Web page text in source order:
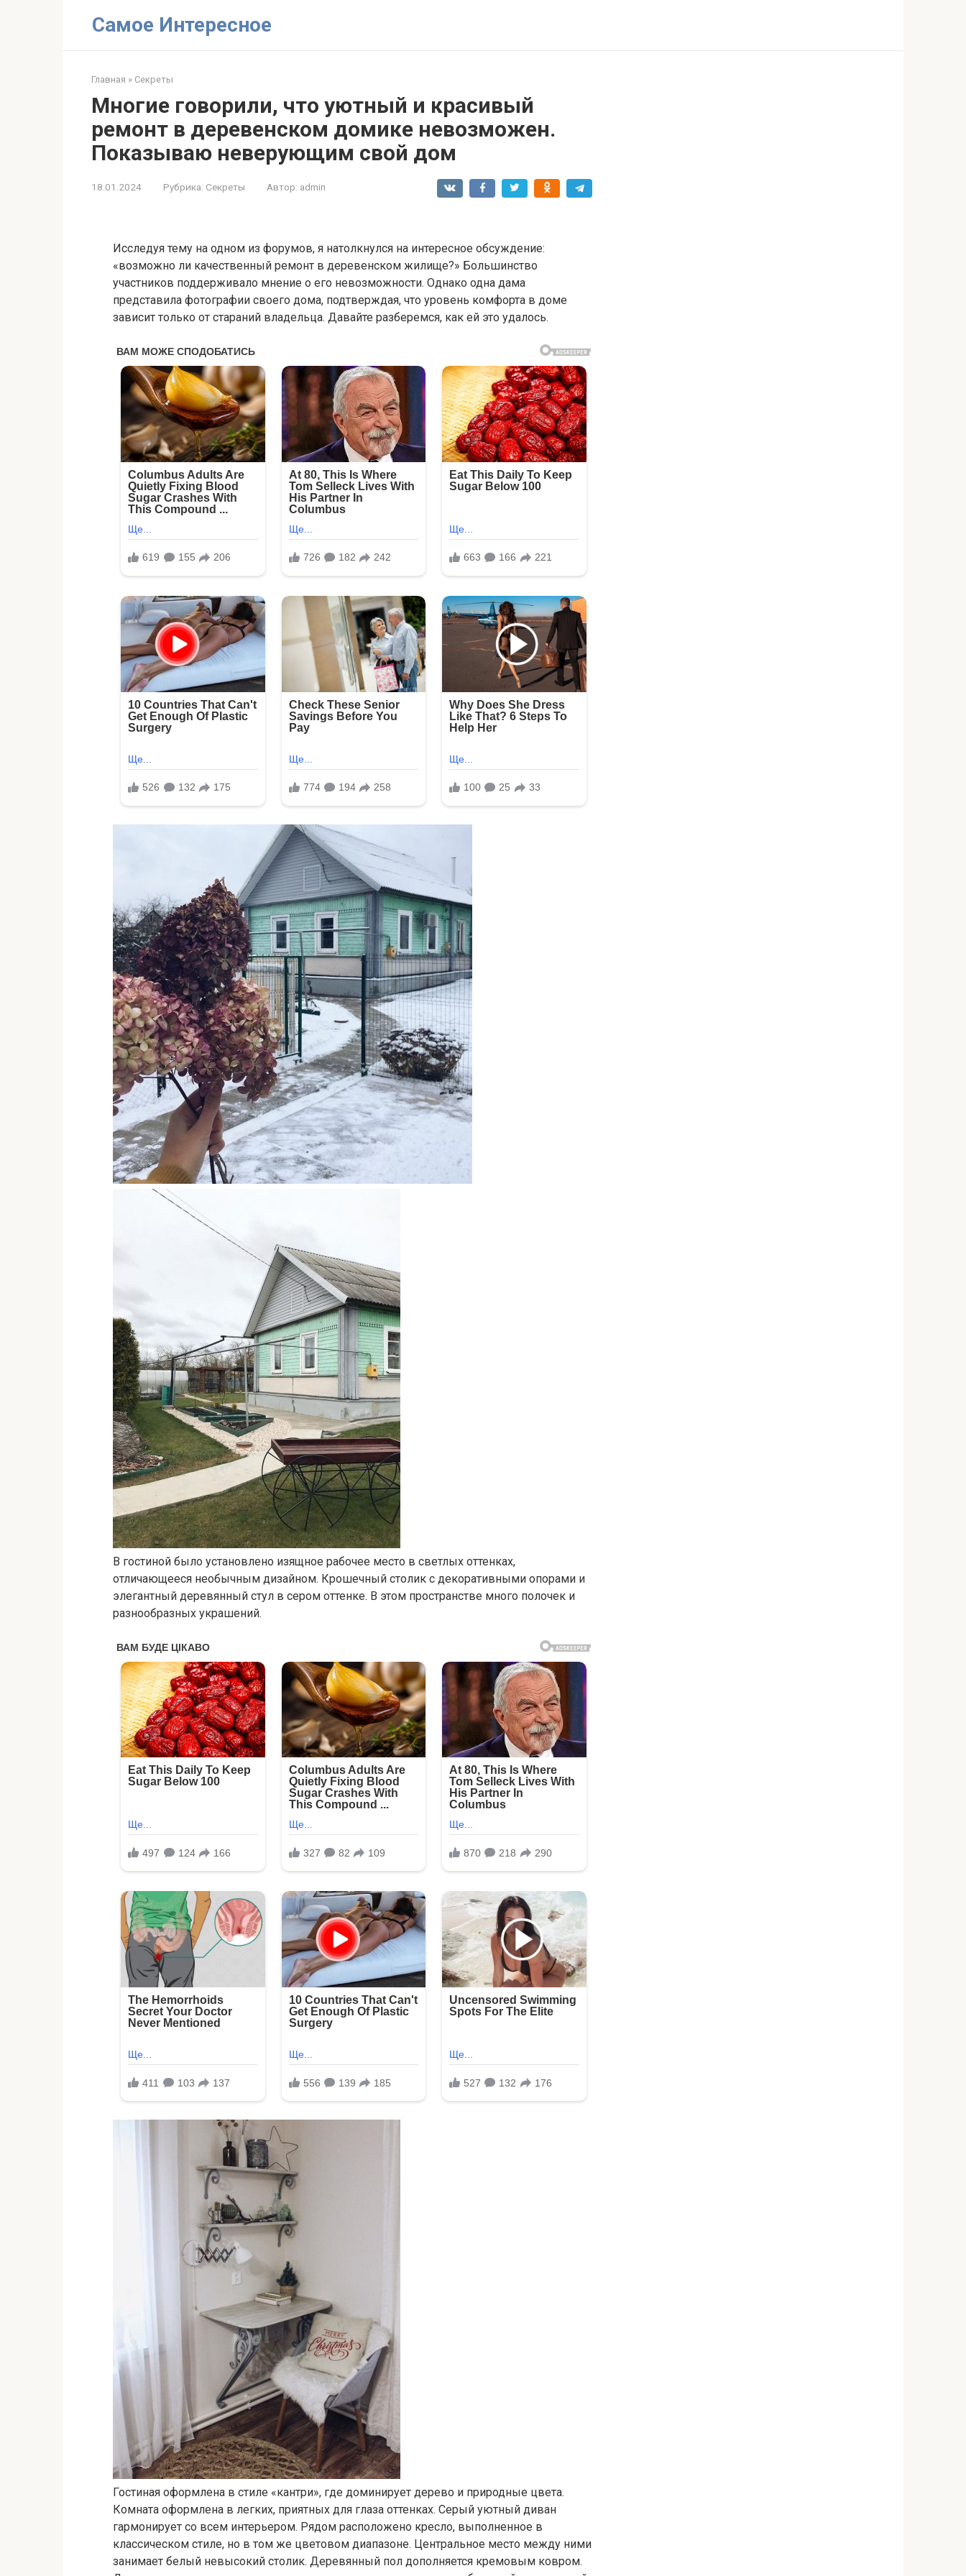
Самое Интересное
Главная » Секреты
Многие говорили, что уютный и красивый
ремонт в деревенском домике невозможен.
Показываю неверующим свой дом
18.01.2024 Рубрика: Секреты Автор: admin
Исследуя тему на одном из форумов, я натолкнулся на интересное обсуждение:
«возможно ли качественный ремонт в деревенском жилище?» Большинство
участников поддерживало мнение о его невозможности. Однако одна дама
представила фотографии своего дома, подтверждая, что уровень комфорта в доме
зависит только от стараний владельца. Давайте разберемся, как ей это удалось.
В гостиной было установлено изящное рабочее место в светлых оттенках,
отличающееся необычным дизайном. Крошечный столик с декоративными опорами и
элегантный деревянный стул в сером оттенке. В этом пространстве много полочек и
разнообразных украшений.
Гостиная оформлена в стиле «кантри», где доминирует дерево и природные цвета.
Комната оформлена в легких, приятных для глаза оттенках. Серый уютный диван
гармонирует со всем интерьером. Рядом расположено кресло, выполненное в
классическом стиле, но в том же цветовом диапазоне. Центральное место между ними
занимает белый невысокий столик. Деревянный пол дополняется кремовым ковром.